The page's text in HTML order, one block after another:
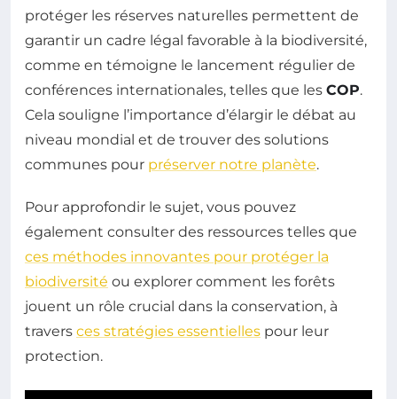
protéger les réserves naturelles permettent de
garantir un cadre légal favorable à la biodiversité,
comme en témoigne le lancement régulier de
conférences internationales, telles que les COP.
Cela souligne l’importance d’élargir le débat au
niveau mondial et de trouver des solutions
communes pour préserver notre planète.
Pour approfondir le sujet, vous pouvez
également consulter des ressources telles que
ces méthodes innovantes pour protéger la
biodiversité ou explorer comment les forêts
jouent un rôle crucial dans la conservation, à
travers ces stratégies essentielles pour leur
protection.